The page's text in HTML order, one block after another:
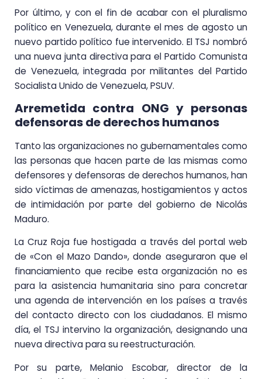
Por último, y con el fin de acabar con el pluralismo
político en Venezuela, durante el mes de agosto un
nuevo partido político fue intervenido. El TSJ nombró
una nueva junta directiva para el Partido Comunista
de Venezuela, integrada por militantes del Partido
Socialista Unido de Venezuela, PSUV.
Arremetida contra ONG y personas
defensoras de derechos humanos
Tanto las organizaciones no gubernamentales como
las personas que hacen parte de las mismas como
defensores y defensoras de derechos humanos, han
sido víctimas de amenazas, hostigamientos y actos
de intimidación por parte del gobierno de Nicolás
Maduro.
La Cruz Roja fue hostigada a través del portal web
de «Con el Mazo Dando», donde aseguraron que el
financiamiento que recibe esta organización no es
para la asistencia humanitaria sino para concretar
una agenda de intervención en los países a través
del contacto directo con los ciudadanos. El mismo
día, el TSJ intervino la organización, designando una
nueva directiva para su reestructuración.
Por su parte, Melanio Escobar, director de la